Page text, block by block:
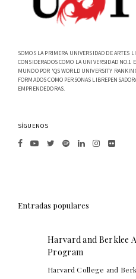
SOMOS LA PRIMERA UNIVERSIDAD DE ARTES
CONSIDERADOS COMO LA UNIVERSIDAD NO.1
MUNDO POR 'QS WORLD UNIVERSITY
FORMADOS COMO PERSONAS
EMPRENDEDORAS.
SÍGUENOS
Entradas populares
Harvard and Berklee
Program
Harvard College and